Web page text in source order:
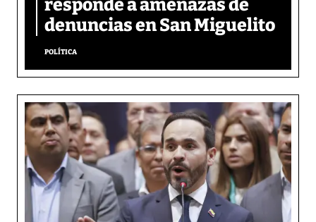
responde a amenazas de
denuncias en San Miguelito
POLÍTICA